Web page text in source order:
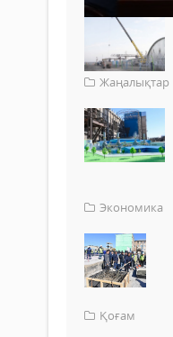
Жаңалықтар
Экономика
Қоғам